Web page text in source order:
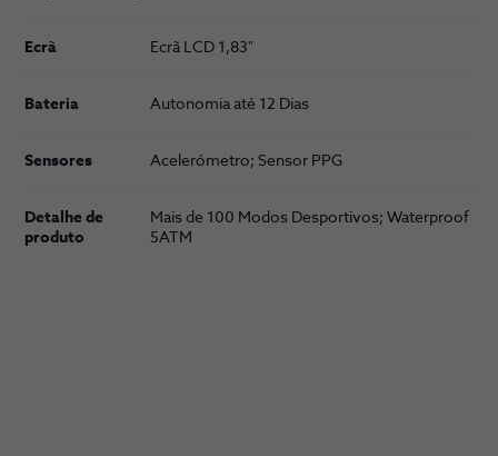
Ecrã Ecrã LCD 1,83"
Bateria Autonomia até 12 Dias
Sensores Acelerómetro; Sensor PPG
Detalhe de
produto
Mais de 100 Modos Desportivos; Waterproof
5ATM